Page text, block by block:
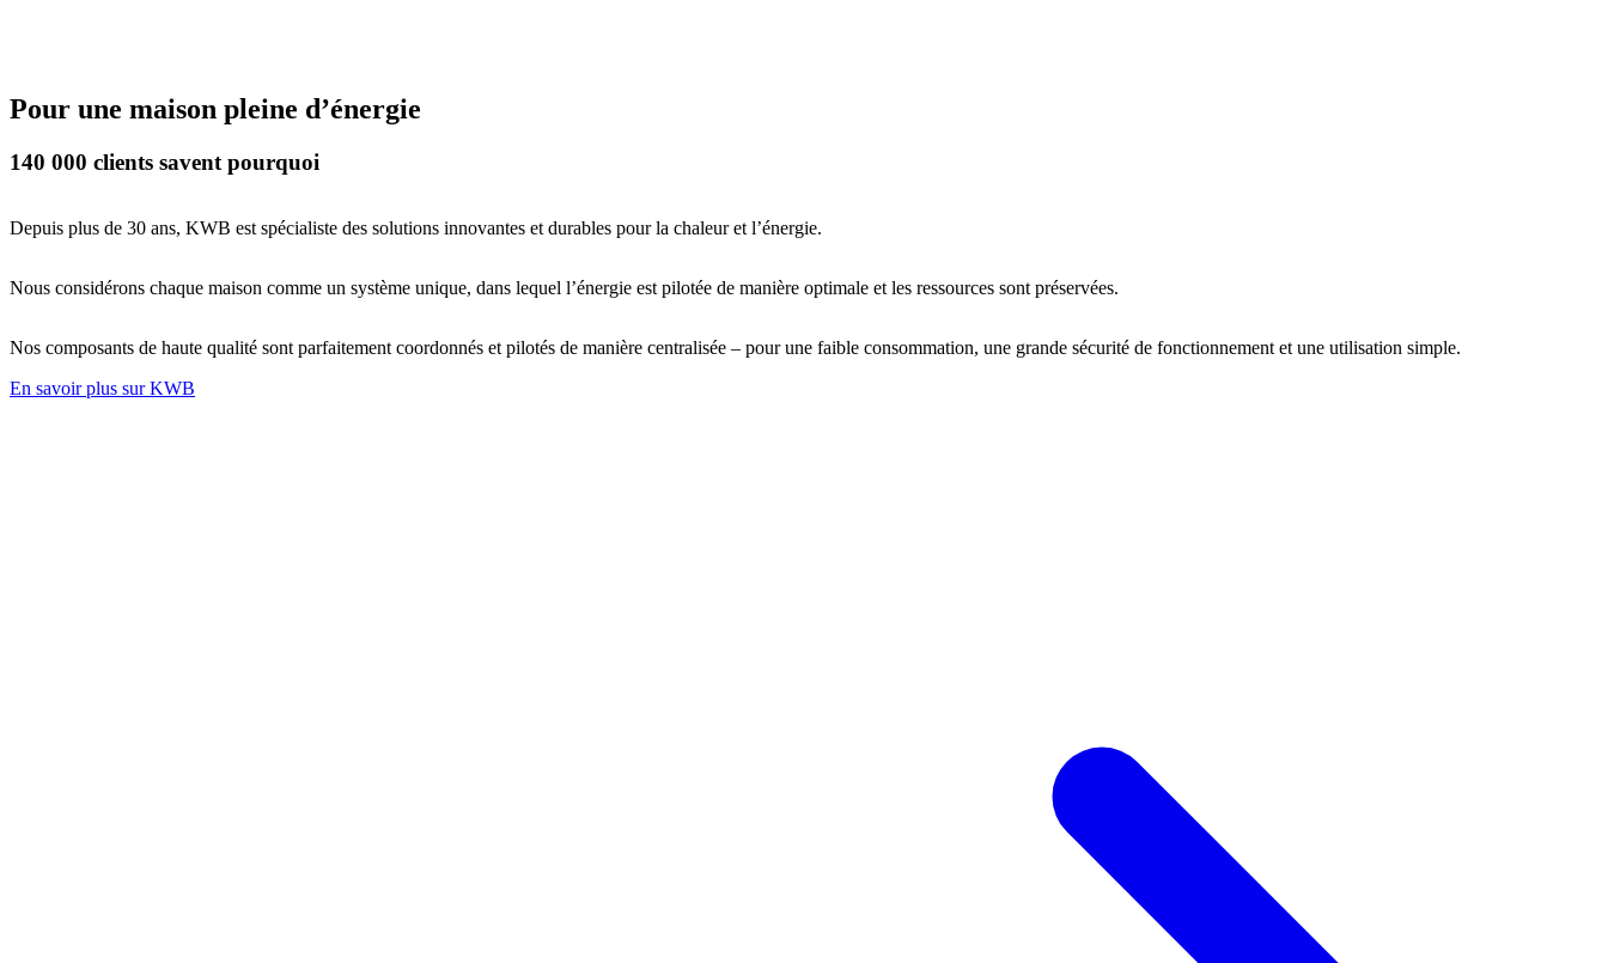
Pour une maison pleine d’énergie
140 000 clients savent pourquoi
Depuis plus de 30 ans, KWB est spécialiste des solutions innovantes et durables pour la chaleur et l’énergie.
Nous considérons chaque maison comme un système unique, dans lequel l’énergie est pilotée de manière optimale et les ressources sont préservées.
Nos composants de haute qualité sont parfaitement coordonnés et pilotés de manière centralisée – pour une faible consommation, une grande sécurité de fonctionnement et une utilisation simple.
En savoir plus sur KWB